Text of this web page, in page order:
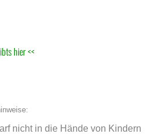
hier<<
nicht in die Hände von Kindern